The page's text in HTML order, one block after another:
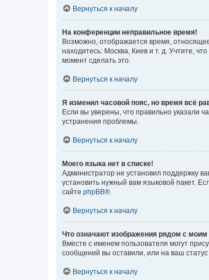
Вернуться к началу
На конференции неправильное время!
Возможно, отображается время,
находитесь: Москва, Киев и т. д. Учтите,
момент сделать это.
Вернуться к началу
Я изменил часовой пояс, но время всё
Если вы уверены, что правильно указали
устранения проблемы.
Вернуться к началу
Моего языка нет в списке!
Администратор не установил поддержку
установить нужный вам языковой пакет.
сайте phpBB®.
Вернуться к началу
Что означают изображения рядом с
Вместе с именем пользователя могут
сообщений вы оставили, или на ваш
Вернуться к началу